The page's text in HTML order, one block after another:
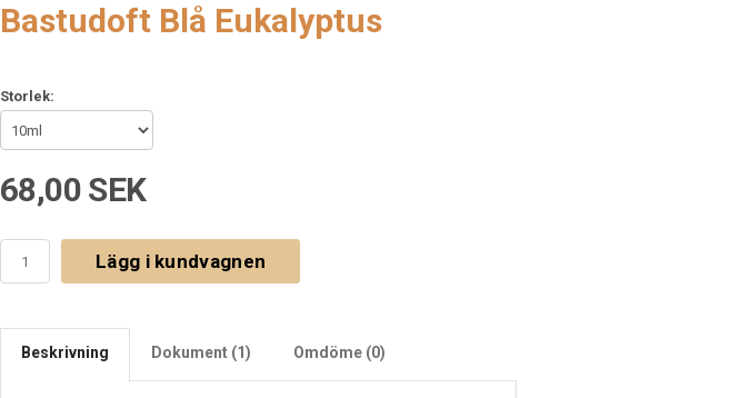
Bastudoft Blå Eukalyptus
Storlek:
68,00 SEK
Lägg i kundvagnen
Beskrivning Dokument (1) Omdöme (0)